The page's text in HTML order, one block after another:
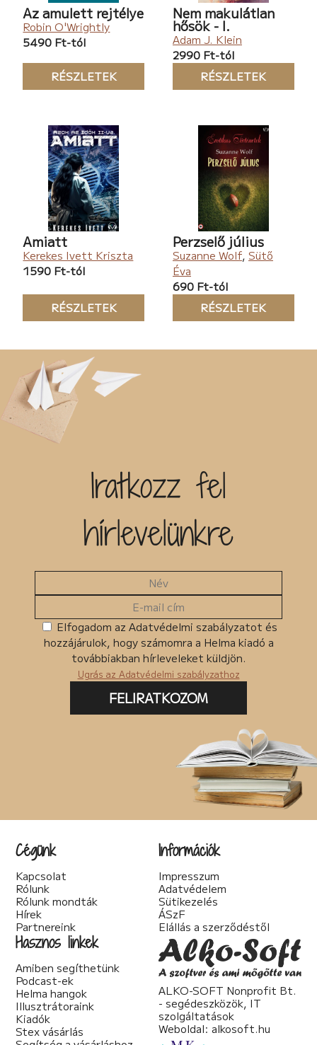
Az amulett rejtélye
Robin O'Wrightly
5490 Ft-tól
RÉSZLETEK
Nem makulátlan
hősök - I.
Adam J. Klein
2990 Ft-tól
RÉSZLETEK
Amiatt
Kerekes Ivett Kriszta
1590 Ft-tól
RÉSZLETEK
Perzselő július
Suzanne Wolf, Sütő
Éva
690 Ft-tól
RÉSZLETEK
Iratkozz fel
hírlevelünkre
Elfogadom az Adatvédelmi szabályzatot és
hozzájárulok, hogy számomra a Helma kiadó a
továbbiakban hírleveleket küldjön.
Ugrás az Adatvédelmi szabályzathoz
FELIRATKOZOM
Cégünk
Kapcsolat
Rólunk
Rólunk mondták
Hírek
Partnereink
Információk
Impresszum
Adatvédelem
Sütikezelés
ÁSzF
Elállás a szerződéstől
Hasznos linkek
Amiben segíthetünk
Podcast-ek
Helma hangok
Illusztrátoraink
Kiadók
Stex vásárlás
ALKO-SOFT Nonprofit Bt.
- segédeszközök, IT
szolgáltatások
Weboldal: alkosoft.hu